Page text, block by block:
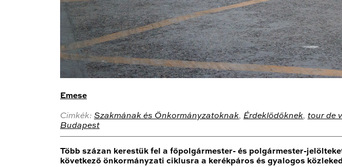
Emese
Cimkék: Szakmának és Önkormányzatoknak, Érdeklődőknek, tour de
Budapest
Több százan kerestük fel a főpolgármester- és polgármester-
következő önkormányzati ciklusra a kerékpáros és gyalogos